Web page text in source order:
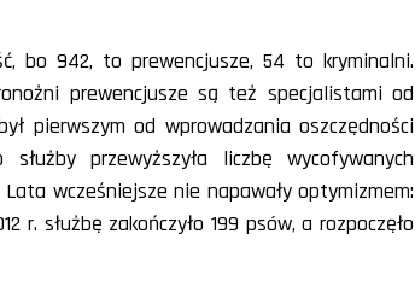
bo 942, to prewencjusze, 54 to kryminalni.
prewencjusze są też specjalistami od
pierwszym od wprowadzania oszczędności
przewyższyła liczbę wycofywanych
wcześniejsze nie napawały optymizmem:
r. służbę zakończyło 199 psów, a rozpoczęło